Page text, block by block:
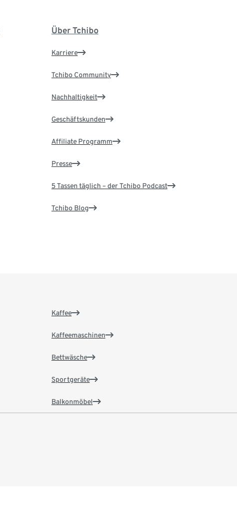
Über Tchibo
Karriere
Tchibo Community
Nachhaltigkeit
Geschäftskunden
Affiliate Programm
Presse
5 Tassen täglich – der Tchibo Podcast
Tchibo Blog
Kaffee
Kaffeemaschinen
Bettwäsche
Sportgeräte
Balkonmöbel